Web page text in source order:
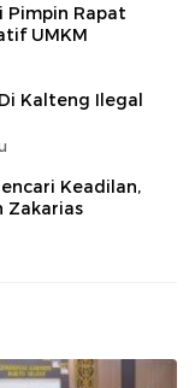
Pimpin Rapat
UMKM
Kalteng Ilegal
Keadilan,
Zakarias